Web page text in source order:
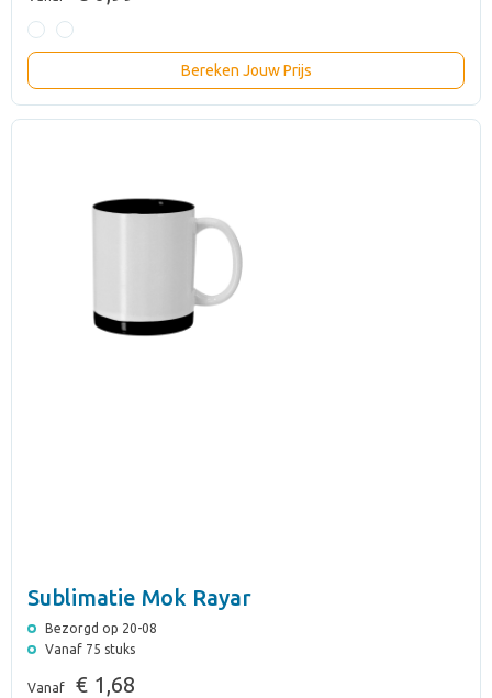
Bereken Jouw Prijs
Sublimatie Mok Rayar
Bezorgd op 20-08
Vanaf 75 stuks
Vanaf € 1,68